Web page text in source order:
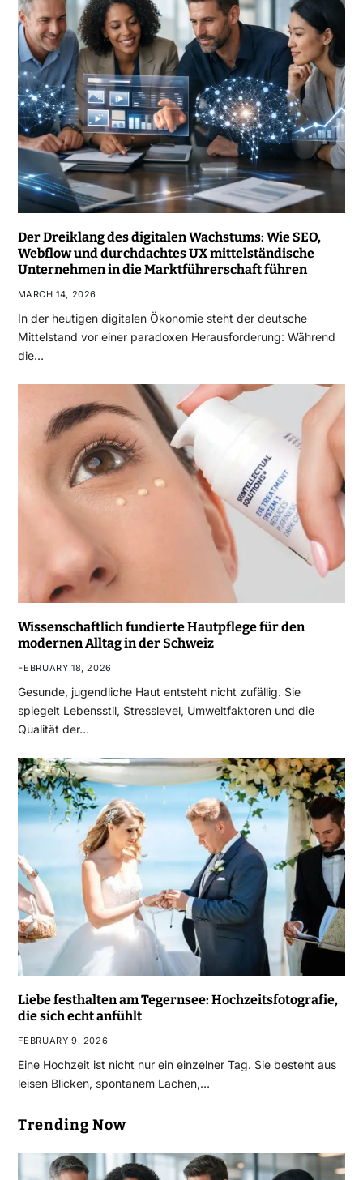
Der Dreiklang des digitalen Wachstums: Wie SEO,
Webflow und durchdachtes UX mittelständische
Unternehmen in die Marktführerschaft führen
MARCH 14, 2026
In der heutigen digitalen Ökonomie steht der deutsche
Mittelstand vor einer paradoxen Herausforderung: Während
die…
Wissenschaftlich fundierte Hautpflege für den
modernen Alltag in der Schweiz
FEBRUARY 18, 2026
Gesunde, jugendliche Haut entsteht nicht zufällig. Sie
spiegelt Lebensstil, Stresslevel, Umweltfaktoren und die
Qualität der…
Liebe festhalten am Tegernsee: Hochzeitsfotografie,
die sich echt anfühlt
FEBRUARY 9, 2026
Eine Hochzeit ist nicht nur ein einzelner Tag. Sie besteht aus
leisen Blicken, spontanem Lachen,…
Trending Now